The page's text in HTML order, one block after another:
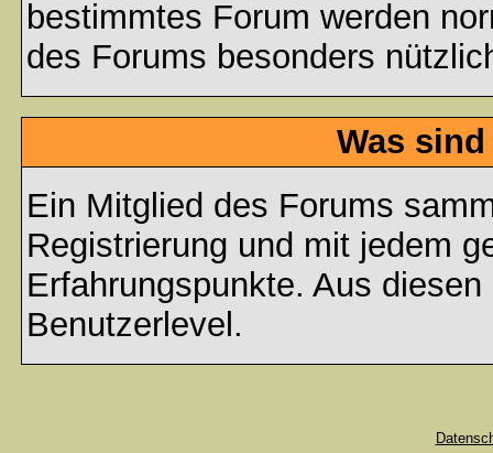
bestimmtes Forum werden
des Forums besonders
Was
Ein Mitglied des Forums
Registrierung und mit jedem
Erfahrungspunkte. Aus
Benutzerlevel.